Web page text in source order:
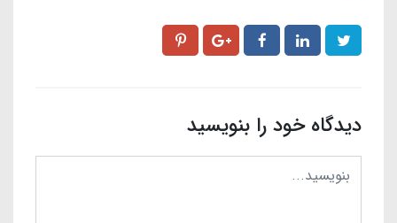
دیدگاه خود را بنویسید